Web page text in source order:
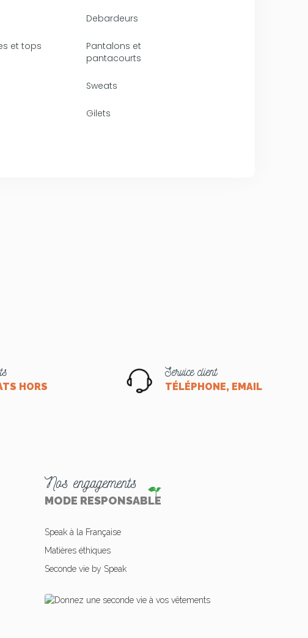
Debardeurs
et tops
Pantalons et
pantacourts
Sweats
Gilets
HORS
Service client
TÉLÉPHONE, EMAIL OU
Nos engagements
MODE RESPONSABLE
Speak à la Française
Matières éthiques
Seconde vie by Speak